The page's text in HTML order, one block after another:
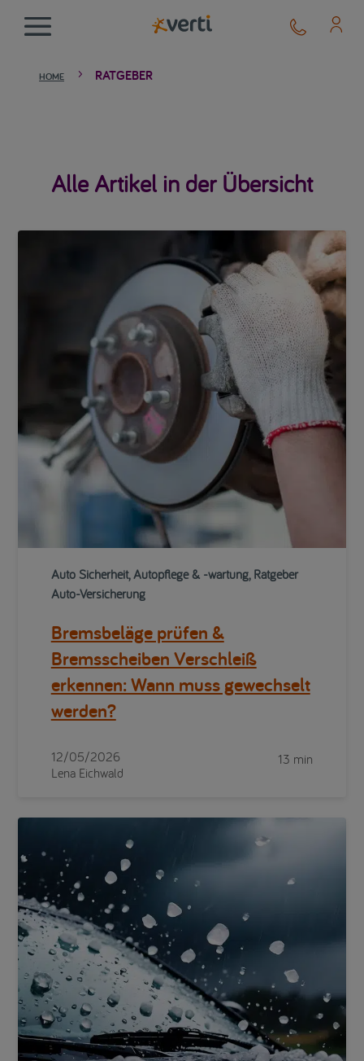
HOME 5 RATGEBER
Alle Artikel in der Übersicht
Auto Sicherheit, Autopflege & -wartung, Ratgeber
Auto-Versicherung
Bremsbeläge prüfen &
Bremsscheiben Verschleiß
erkennen: Wann muss gewechselt
werden?
12/05/2026
Lena Eichwald
13 min